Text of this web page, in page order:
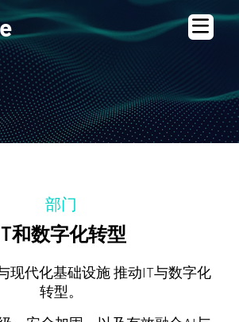
部门
和数字化转型
现代化基础设施 推动IT与数字化
转型。